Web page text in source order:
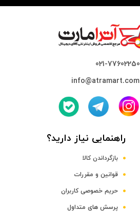
021-77602250
info@atramart.com
راهنمایی نیاز دارید؟
بازگرداندن کالا
قوانین و مقررات
حریم خصوصی کاربران
پرسش های متداول